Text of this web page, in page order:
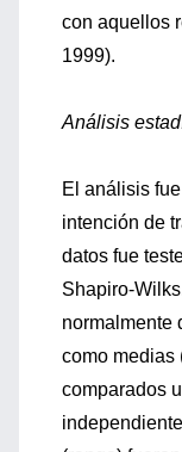
con aquellos
1999).
Análisis
El análisis
intención de
datos fue
Shapiro-
normalmente
como medias
comparados